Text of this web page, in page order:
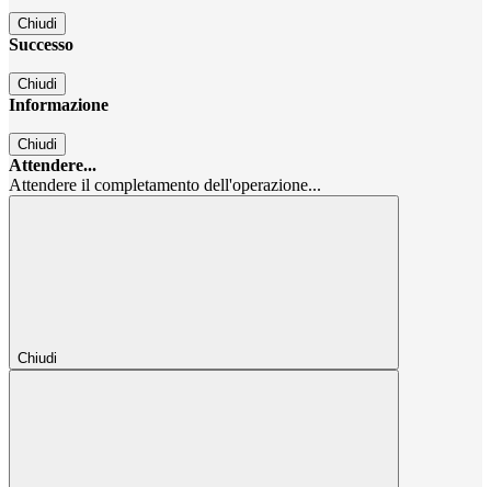
Chiudi
Successo
Chiudi
Informazione
Chiudi
Attendere...
Attendere il completamento dell'operazione...
Chiudi